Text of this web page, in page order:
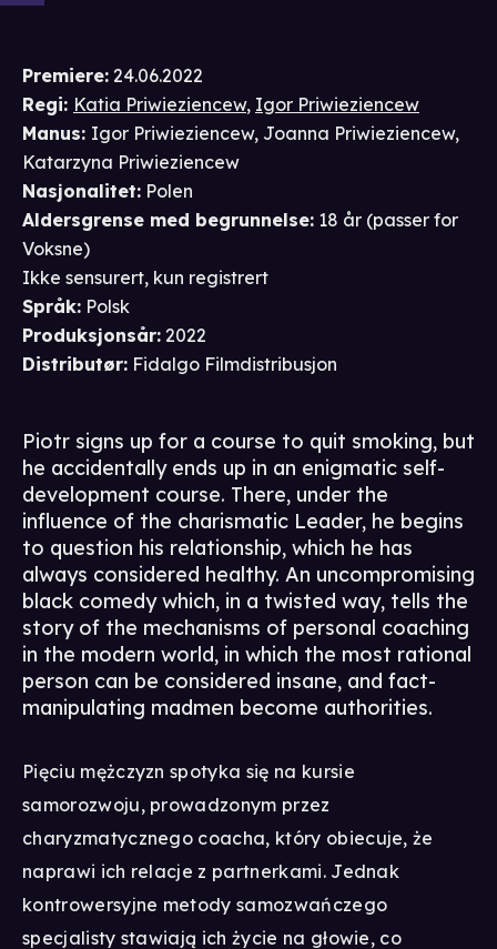
Premiere: 24.06.2022
Regi: Katia Priwieziencew, Igor Priwieziencew
Manus: Igor Priwieziencew, Joanna Priwieziencew,
Katarzyna Priwieziencew
Nasjonalitet: Polen
Aldersgrense med begrunnelse: 18 år (passer for
Voksne)
Ikke sensurert, kun registrert
Språk: Polsk
Produksjonsår: 2022
Distributør: Fidalgo Filmdistribusjon
Piotr signs up for a course to quit smoking, but
he accidentally ends up in an enigmatic self-
development course. There, under the
influence of the charismatic Leader, he begins
to question his relationship, which he has
always considered healthy. An uncompromising
black comedy which, in a twisted way, tells the
story of the mechanisms of personal coaching
in the modern world, in which the most rational
person can be considered insane, and fact-
manipulating madmen become authorities.
Pięciu mężczyzn spotyka się na kursie
samorozwoju, prowadzonym przez
charyzmatycznego coacha, który obiecuje, że
naprawi ich relacje z partnerkami. Jednak
kontrowersyjne metody samozwańczego
specjalisty stawiają ich życie na głowie, co